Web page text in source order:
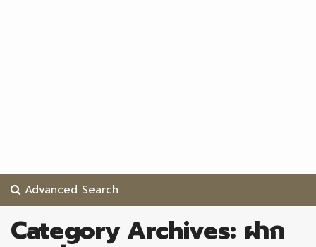
Advanced Search
Category Archives: ฝาก